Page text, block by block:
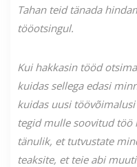
Tahan teid tänada
tööotsingul.
Kui hakkasin tööd
kuidas sellega edasi
kuidas uusi
tegid mulle soovitud töö
tänulik, et tutvustate
teaksite, et teie abi